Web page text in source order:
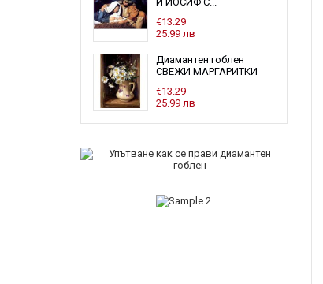
€13.29
25.99 лв
Диамантен гоблен
СВЕЖИ МАРГАРИТКИ
€13.29
25.99 лв